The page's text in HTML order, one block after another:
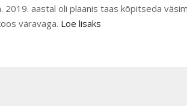
aastal oli plaanis taas kõpitseda
väravaga. Loe lisaks